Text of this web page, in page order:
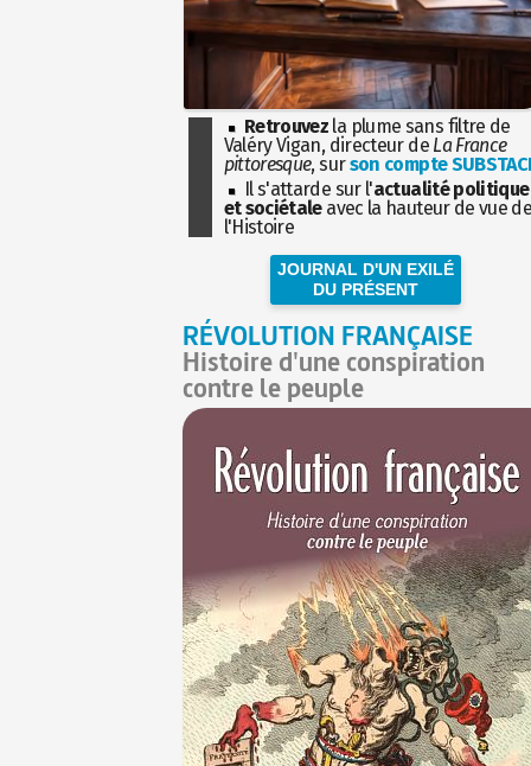
Retrouvez la plume sans filtre de
Valéry Vigan, directeur de La France
pittoresque, surson compte
Il s'attarde sur l'actualité politique
et sociétaleavec la hauteur de vue
l'Histoire
JOURNAL D'UN EXILÉ
DU PRÉSENT
RÉVOLUTION FRANÇAISE
Histoire d'une conspiration
contre le peuple